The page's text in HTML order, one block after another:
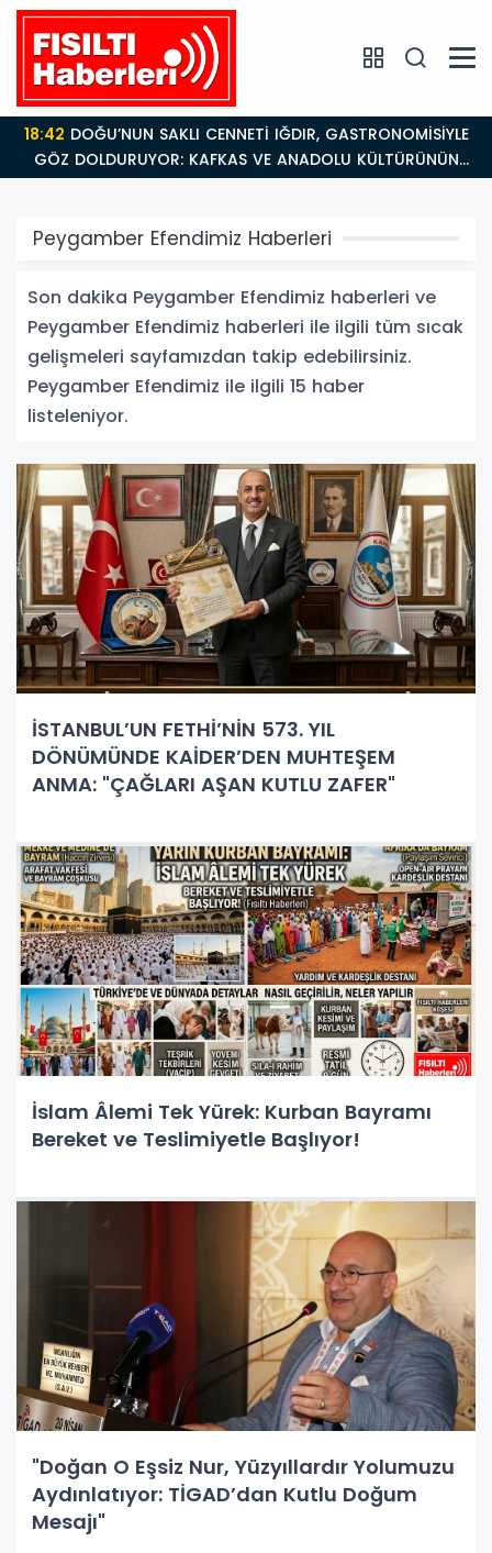
18:42
GÖZ DOLDURUYOR: KAFKAS VE ANADOLU KÜLTÜRÜNÜN
BULUŞMA NOKTASI
Peygamber Efendimiz Haberleri
Son dakika Peygamber Efendimiz haberleri ve
Peygamber Efendimiz haberleri ile ilgili tüm sıcak
gelişmeleri sayfamızdan takip edebilirsiniz.
Peygamber Efendimiz ile ilgili 15 haber
listeleniyor.
İSTANBUL’UN FETHİ’NİN 573. YIL
DÖNÜMÜNDE KAİDER’DEN MUHTEŞEM
ANMA: "ÇAĞLARI AŞAN KUTLU ZAFER"
İslam Âlemi Tek Yürek: Kurban Bayramı
Bereket ve Teslimiyetle Başlıyor!
"Doğan O Eşsiz Nur, Yüzyıllardır Yolumuzu
Aydınlatıyor: TİGAD’dan Kutlu Doğum
Mesajı"